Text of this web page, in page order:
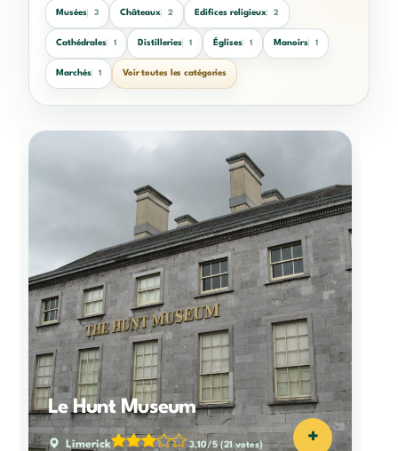
Musées 3 Châteaux 2 Edifices religieux 2
Cathédrales 1 Distilleries 1 Églises 1 Manoirs 1
Marchés 1 Voir toutes les catégories
Le Hunt Museum
Limerick 3,10/5(21 votes) +